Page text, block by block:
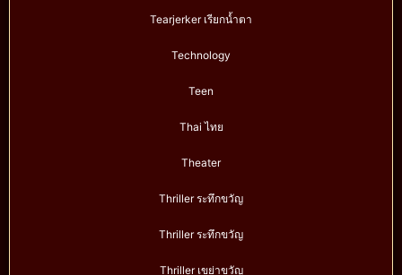
Tearjerker เรียกน้ำตา
Technology
Teen
Thai ไทย
Theater
Thriller ระทึกขวัญ
Thriller ระทึกขวัญ
Thriller เขย่าขวัญ